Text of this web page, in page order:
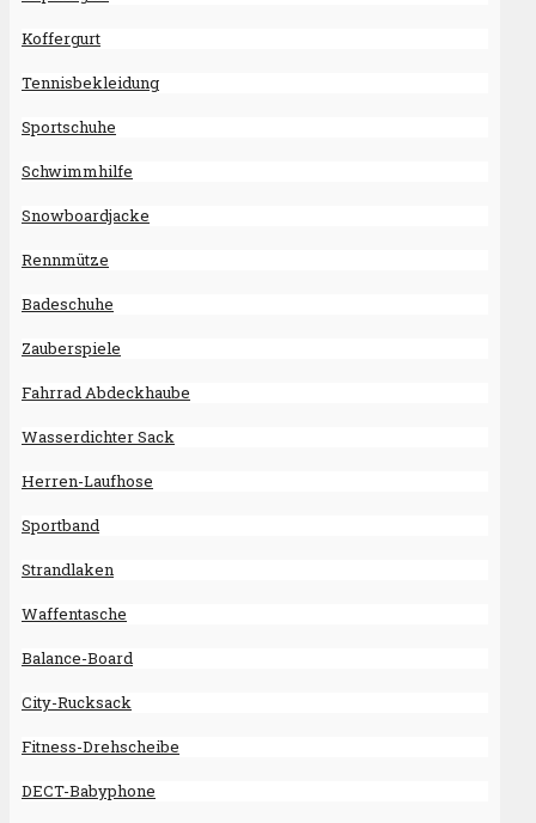
Koffergurt
Tennisbekleidung
Sportschuhe
Schwimmhilfe
Snowboardjacke
Rennmütze
Badeschuhe
Zauberspiele
Fahrrad Abdeckhaube
Wasserdichter Sack
Herren-Laufhose
Sportband
Strandlaken
Waffentasche
Balance-Board
City-Rucksack
Fitness-Drehscheibe
DECT-Babyphone